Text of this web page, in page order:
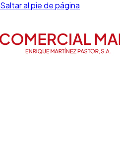
Saltar al pie de página